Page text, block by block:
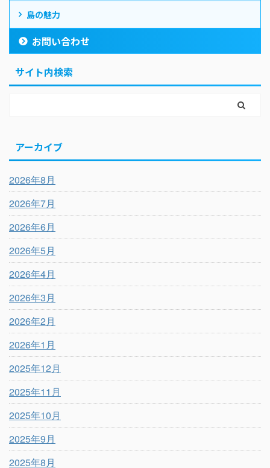
島の魅力
お問い合わせ
サイト内検索
アーカイブ
2026年8月
2026年7月
2026年6月
2026年5月
2026年4月
2026年3月
2026年2月
2026年1月
2025年12月
2025年11月
2025年10月
2025年9月
2025年8月